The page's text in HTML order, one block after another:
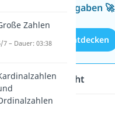
kostenlosen Aufgaben 🚀
Aufgaben entdecken
Inhaltsübersicht
Zahlen
7 – Dauer: 03:38